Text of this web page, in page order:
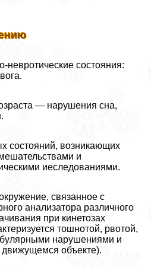
невротические состояния:
— нарушения сна,
состояний, возникающих
и
иеследованиями.
связанное с
анализатора различного
при кинетозах
тошнотой, рвотой,
нарушениями и
объекте).